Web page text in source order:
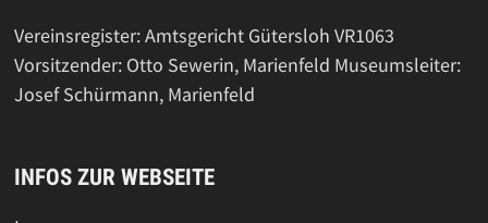
Vereinsregister: Amtsgericht Gütersloh VR1063
Vorsitzender: Otto Sewerin, Marienfeld Museumsleiter:
Josef Schürmann, Marienfeld
INFOS ZUR WEBSEITE